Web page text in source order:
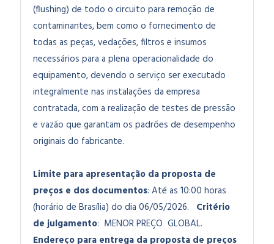
(flushing) de todo o circuito para remoção de
contaminantes, bem como o fornecimento de
todas as peças, vedações, filtros e insumos
necessários para a plena operacionalidade do
equipamento, devendo o serviço ser executado
integralmente nas instalações da empresa
contratada, com a realização de testes de pressão
e vazão que garantam os padrões de desempenho
originais do fabricante.
Limite para apresentação da proposta de
preços e dos documentos: Até as 10:00 horas
(horário de Brasília) do dia 06/05/2026. Critério
de julgamento: MENOR PREÇO GLOBAL.
Endereço para entrega da proposta de preços